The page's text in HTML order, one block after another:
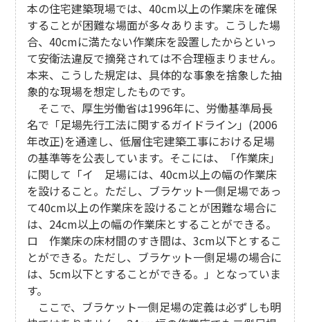
本の住宅建築現場では、40cm以上の作業床を確保
することが困難な場面が多々あります。こうした場
合、40cmに満たない作業床を設置したからといっ
て安衛法違反で摘発されては不合理極まりません。
本来、こうした規定は、具体的な事象を捨象した抽
象的な現場を想定したものです。
そこで、厚生労働省は1996年に、労働基準局長
名で「足場先行工法に関するガイドライン」(2006
年改正)を通達し、低層住宅建築工事における足場
の基準等を公表しています。そこには、「作業床」
に関して「イ 足場には、40cm以上の幅の作業床
を設けること。ただし、ブラケット一側足場であっ
て40cm以上の作業床を設けることが困難な場合に
は、24cm以上の幅の作業床とすることができる。
ロ 作業床の床材間のすき間は、3cm以下とするこ
とができる。ただし、ブラケット一側足場の場合に
は、5cm以下とすることができる。」となっていま
す。
ここで、ブラケット一側足場の定義は必ずしも明